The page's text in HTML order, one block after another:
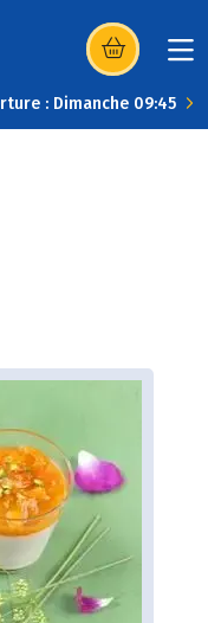
(s’ouvre dans
: Dimanche 09:45